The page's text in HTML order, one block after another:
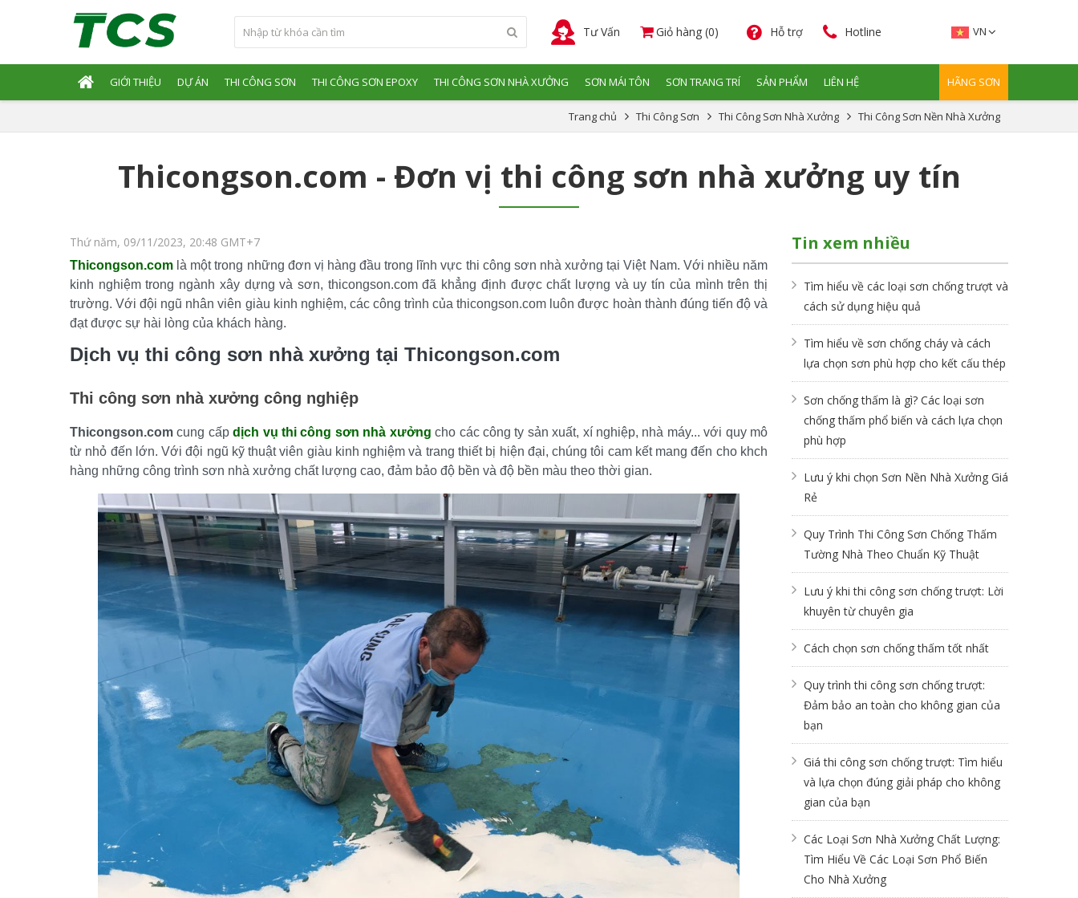
Tư Vấn Giỏ hàng (0) Hỗ trợ Hotline VN
GIỚI THIỆU DỰ ÁN THI CÔNG SƠN THI CÔNG SƠN EPOXY THI CÔNG SƠN NHÀ XƯỞNG SƠN MÁI TÔN SƠN TRANG TRÍ SẢN PHẨM LIÊN HỆ HÃNG SƠN
Trang chủ Thi Công Sơn Thi Công Sơn Nhà Xưởng Thi Công Sơn Nền Nhà Xưởng
Thicongson.com - Đơn vị thi công sơn nhà xưởng uy tín
Thứ năm, 09/11/2023, 20:48 GMT+7
Thicongson.com là một trong những đơn vị hàng đầu trong lĩnh vực thi công sơn nhà xưởng tại Việt Nam. Với nhiều năm
kinh nghiệm trong ngành xây dựng và sơn, thicongson.com đã khẳng định được chất lượng và uy tín của mình trên thị
trường. Với đội ngũ nhân viên giàu kinh nghiệm, các công trình của thicongson.com luôn được hoàn thành đúng tiến độ và
đạt được sự hài lòng của khách hàng.
Dịch vụ thi công sơn nhà xưởng tại Thicongson.com
Thi công sơn nhà xưởng công nghiệp
Thicongson.com cung cấp dịch vụ thi công sơn nhà xưởng cho các công ty sản xuất, xí nghiệp, nhà máy... với quy mô
từ nhỏ đến lớn. Với đội ngũ kỹ thuật viên giàu kinh nghiệm và trang thiết bị hiện đại, chúng tôi cam kết mang đến cho khch
hàng những công trình sơn nhà xưởng chất lượng cao, đảm bảo độ bền và độ bền màu theo thời gian.
Tin xem nhiều
Tìm hiểu về các loại sơn chống trượt và
cách sử dụng hiệu quả
Tìm hiểu về sơn chống cháy và cách
lựa chọn sơn phù hợp cho kết cấu thép
Sơn chống thấm là gì? Các loại sơn
chống thấm phổ biến và cách lựa chọn
phù hợp
Lưu ý khi chọn Sơn Nền Nhà Xưởng Giá
Rẻ
Quy Trình Thi Công Sơn Chống Thấm
Tường Nhà Theo Chuẩn Kỹ Thuật
Lưu ý khi thi công sơn chống trượt: Lời
khuyên từ chuyên gia
Cách chọn sơn chống thấm tốt nhất
Quy trình thi công sơn chống trượt:
Đảm bảo an toàn cho không gian của
bạn
Giá thi công sơn chống trượt: Tìm hiểu
và lựa chọn đúng giải pháp cho không
gian của bạn
Các Loại Sơn Nhà Xưởng Chất Lượng:
Tìm Hiểu Về Các Loại Sơn Phổ Biến
Cho Nhà Xưởng